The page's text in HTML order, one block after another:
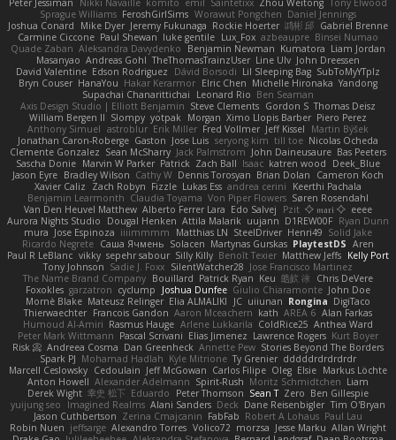
Peter Jessiman
Nikki Navaille komito emil Saintetixx Zhou Weitong Tony Elwood
Sprague Williams FeroshGirlSims Worawut Pongchen Daniel Jennings
Joshua Conard
Mike Dyer Jeremy Fukunaga Rockie Hoerter 鸿彬 邱 Gabriel Brenne
Carmine Ciccone Paul Shewan luke gentile Lux_Fox azbeaupre Binsei Numao
Quade Zaban Aleksandra Davydenko Benjamin Newman Kumatora Liam Jordan
Masanyao Andreas Gohl TheThomasTrainzUser Line Ulv John Dreessen
David Valentine Edson Rodriguez Dávid Borsodi Lil Sleeping Bag SubToMyYTplz
Bryn Couser HanaYou Hakar Kerarmor Elric Chen Michelle Hironaka Yandong
Supachai Chanarittichai
Leonard Rio Ben Seaman
Axis Design Studio | Elliott Benjamin Steve Clements Gordon S Thomas Deisz
William Bergen II Slompy yotpak Morgan Ximo Llopis Barber Piero Perez
Anthony Simuel astroblur Erik Miller Fred Vollmer Jeff Kissel
Martin Býšek
Jonathan Caron-Roberge Gaston Jose Luis seryong kim till toe Nicolas Ocheda
Clemente Gonzalez Sean McSharry Jack Palmstrom John Daineusaure Bas Peeters
Sascha Donie Marvin W Parker Patrick Zach Ball Isaac katren wood
Deek_Blue
Jason Eyre Bradley Wilson Cathy W Dennis Torosyan Brian Dolan
Cameron Koch
Xavier Caliz
Zach Robyn Fizzle Lukas Ess andrea cerini
Keerthi Pachala
Benjamin Learmonth Claudia Toyama Von Piper Flowers Søren Rosendahl
Van Den Heuvel Matthew Alberto Ferrer Lara Edo Salvej Pzit ✧ 𝔪𝔞𝔯𝔦 ✧ eeee
Aurora Nights Studio
Dougal Henken Attila Malarik uujann D1REW00F Ryan Dunn
mura Jose Espinoza iiiimmmm Matthias LN SteelDriver Henri49 Solid Jake
Ricardo Negrete Саша Ячмень Solacen Martynas Gurskas PlaytestDS Aren
Paul R LeBlanc vikky sepehr sabour Silly Killy Benoît Texier Matthew Jeffs Kelly Port
Tony Johnson Sadie J. Foxx SilentWatcher28 Jose Francisco Martinez
The Name Brand Company Bouillard Patrick Ryan Keu 皓欽 涂 Chris DeVere
Foxokles garzatron cyclump Joshua Dunfee Giulio Chiaramonte John Doe
Mornè Blake Mateusz Relinger Elia ALMALIKI JC uiiunan Rongina DigiTaco
Thierwaechter Francois Gandon Aaron Mceachern kath AREA 6 Alan Farkas
Humoud Al-Amiri Rasmus Hauge Arlene Lukkarila ColdRice25 Anthea Ward
Peter Mark Wittmann Pascal Scrivani Elias Jimenez Lawrence Rogers Kurt Boyer
Risk 📀 Andreea Cosma Dan Greenheck Annette Pew Stories Beyond The Borders
Spark PJ Mohamad Hadlah Kyle Mitrione Ty Grenier dddddrdrdrdrdr
Marcell Ceslowsky Cedoulain Jeff McGowan Carlos Filipe Oleg Elsie Markus Löchte
Anton Howell Alexander Adelmann Spirit-Rush Moritz Schmidtchen Liam
Derek Wight 幸史 松下 Eduardo Peter Thomson Sean T Zero Ben Gillespie
yuijung seo
Imagined Realms Alani Sanders Deck Dane Reisenbigler Tim O'Bryan
Jason Cuthbertson Zerina Cmajcanin FabFab Robert A Lohaus Paul Lau
Robin Nuen jeffsarge Alexandro Torres Volico72 morzsa Jesse Marku Allan Wright